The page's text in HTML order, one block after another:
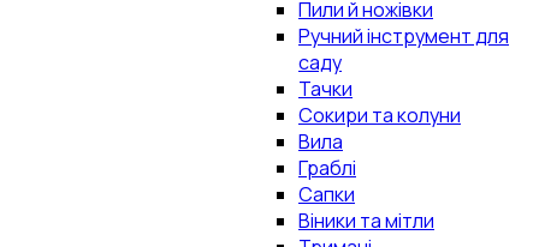
Пили й ножівки
Ручний інструмент для
саду
Тачки
Сокири та колуни
Вила
Граблі
Сапки
Віники та мітли